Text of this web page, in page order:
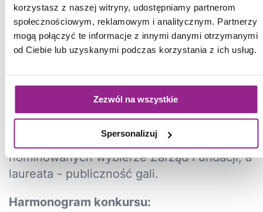
korzystasz z naszej witryny, udostępniamy partnerom
społecznościowym, reklamowym i analitycznym. Partnerzy
mogą połączyć te informacje z innymi danymi otrzymanymi
od Ciebie lub uzyskanymi podczas korzystania z ich usług.
Zezwól na wszystkie
Spersonalizuj
najciekawszego, najbardziej
spektakularnego, innowacyjnego, który
cieszył się największą popularnością i był
inspiracją do tworzenia kolejnych projektów
unowocześniających lecznictwo
pediatryczne. Nagradzany jest projekt, a
nagroda wręczana będzie dla szpitala, w
którym zrealizowano lub realizuje się
nagrodzony projekt. Dziesięciu
nominowanych wybierze Zarząd Fundacji, a
laureata - publiczność gali.
Harmonogram konkursu: